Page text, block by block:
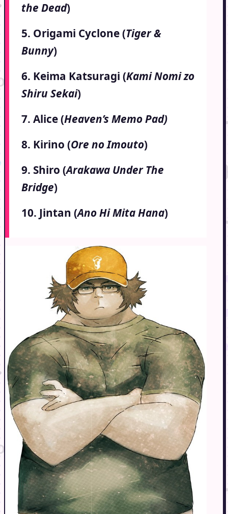
the Dead)
5. Origami Cyclone (Tiger &
Bunny)
6. Keima Katsuragi (Kami Nomi zo
Shiru Sekai)
7. Alice (Heaven’s Memo Pad)
8. Kirino (Ore no Imouto)
9. Shiro (Arakawa Under The
Bridge)
10. Jintan (Ano Hi Mita Hana)